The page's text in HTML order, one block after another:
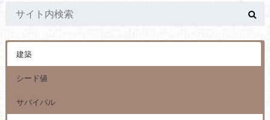
建築
シード値
サバイバル